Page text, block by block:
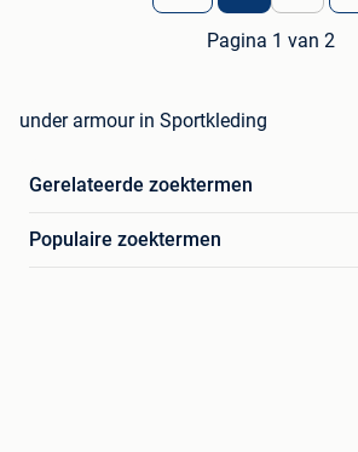
Pagina 1 van 2
under armour in Sportkleding
Gerelateerde zoektermen
Populaire zoektermen